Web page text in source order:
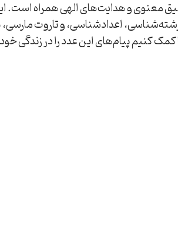
تاروت مارسی، به بررسی معنای عدد 2323 می‌پردازیم.
کنیم پیام‌های این عدد را در زندگی خود